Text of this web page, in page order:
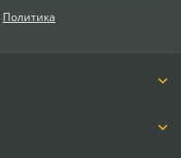
Политика